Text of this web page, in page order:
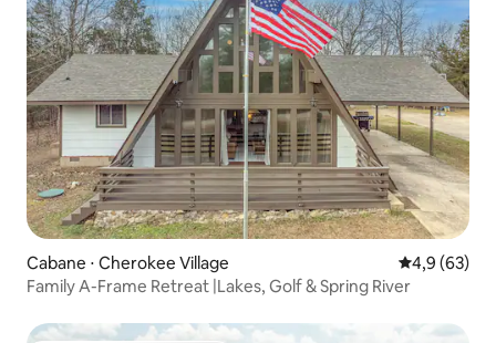
Cabane ⋅ Cherokee Village Évaluation
4,9 (63)
Family A-Frame Retreat |Lakes, Golf & Spring River